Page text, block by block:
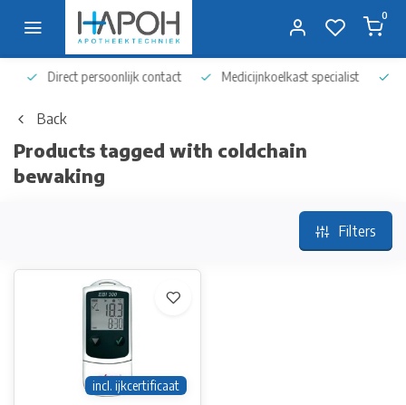
0
Direct persoonlijk contact Medicijnkoelkast specialist Op
Back
Products tagged with coldchain
bewaking
Filters
incl. ijkcertificaat